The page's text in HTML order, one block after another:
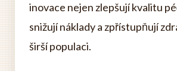
inovace nejen zlepšují kvalitu
snižují náklady a zpřístupňují
širší populaci.